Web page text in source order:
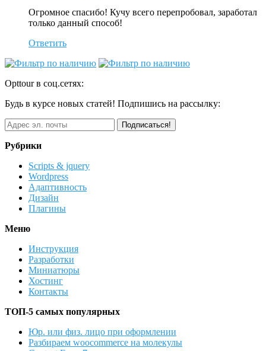
Огромное спасибо! Кучу всего перепробовал, заработал
только данный способ!
Ответить
Opttour в соц.сетях:
Будь в курсе новых статей! Подпишись на рассылку:
Рубрики
Scripts & jquery
Wordpress
Адаптивность
Дизайн
Плагины
Меню
Инструкция
Разработки
Миниатюры
Хостинг
Контакты
ТОП-5 самых популярных
Юр. или физ. лицо при оформлении
Разбираем woocommerce на молекулы